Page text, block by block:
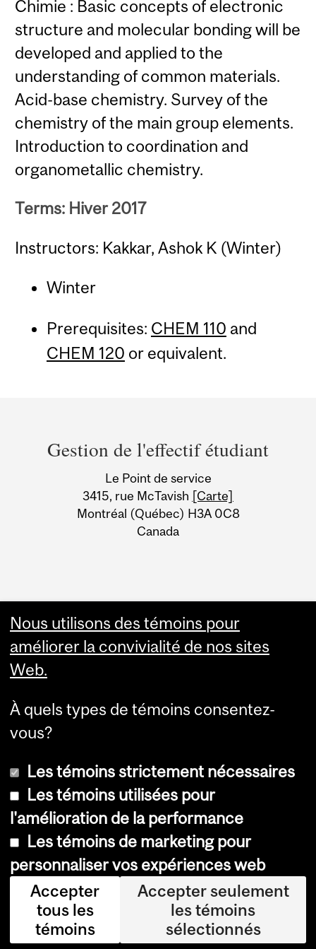
Chimie : Basic concepts of electronic
structure and molecular bonding will be
developed and applied to the
understanding of common materials.
Acid-base chemistry. Survey of the
chemistry of the main group elements.
Introduction to coordination and
organometallic chemistry.
Terms: Hiver 2017
Instructors: Kakkar, Ashok K (Winter)
Winter
Prerequisites: CHEM 110 and
CHEM 120 or equivalent.
and
University
Information
Gestion de l'effectif étudiant
Le Point de service
3415, rue McTavish [Carte]
Montréal (Québec) H3A 0C8
Canada
© Université McGill, 2026
Accessibilité
Avis sur les témoins
Paramètres des témoins
Se connecter
Nous utilisons des témoins pour
améliorer la convivialité de nos sites
Web.
À quels types de témoins consentez-
vous?
Les témoins strictement nécessaires
Les témoins utilisées pour
l'amélioration de la performance
Les témoins de marketing pour
personnaliser vos expériences web
Accepter
tous les
témoins
Accepter seulement
les témoins
sélectionnés